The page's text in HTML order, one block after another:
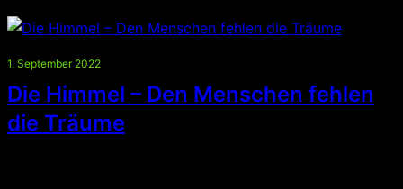
1. September 2022
Die Himmel – Den Menschen fehlen
die Träume